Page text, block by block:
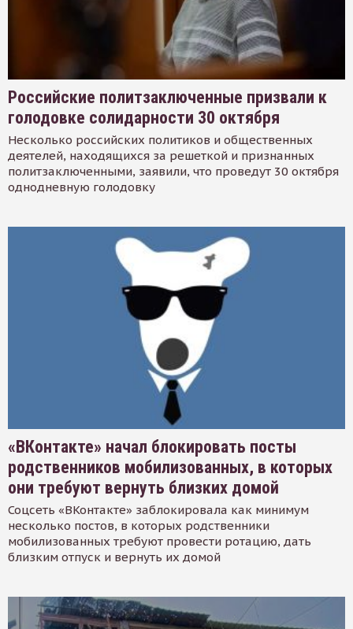
Российские политзаключенные призвали к
голодовке солидарности 30 октября
Несколько российских политиков и общественных
деятелей, находящихся за решеткой и признанных
политзаключенными, заявили, что проведут 30 октября
однодневную голодовку
«ВКонтакте» начал блокировать посты
родственников мобилизованных, в которых
они требуют вернуть близких домой
Соцсеть «ВКонтакте» заблокировала как минимум
несколько постов, в которых родственники
мобилизованных требуют провести ротацию, дать
близким отпуск и вернуть их домой